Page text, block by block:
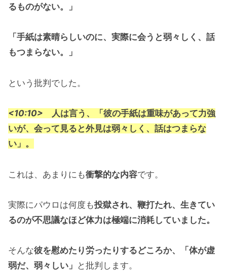
るものがない。」
「手紙は素晴らしいのに、実際に会うと弱々しく、話
もつまらない。」
という批判でした。
<10:10> 人は言う、「彼の手紙は重味があって力強
いが、会って見ると外見は弱々しく、話はつまらな
い」。
これは、あまりにも衝撃的な内容です。
実際にパウロは何度も投獄され、鞭打たれ、生きてい
るのが不思議なほど体力は極端に消耗していました。
そんな彼を慰めたり労ったりするどころか、「体が虚
弱だ、弱々しい」 と批判します。